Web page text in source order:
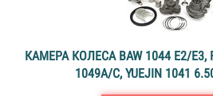
КАМЕРА КОЛЕСА BAW 1044 Е2/E3,
1049A/C, YUEJIN 1041